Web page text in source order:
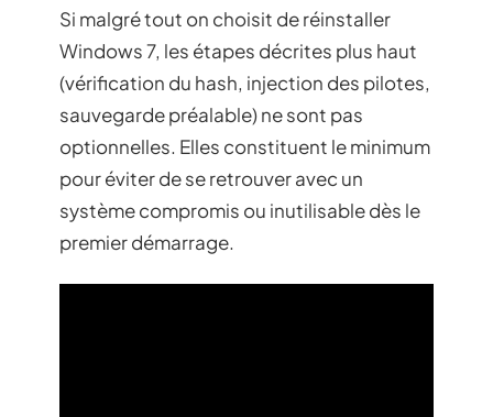
Si malgré tout on choisit de réinstaller
Windows 7, les étapes décrites plus haut
(vérification du hash, injection des pilotes,
sauvegarde préalable) ne sont pas
optionnelles. Elles constituent le minimum
pour éviter de se retrouver avec un
système compromis ou inutilisable dès le
premier démarrage.